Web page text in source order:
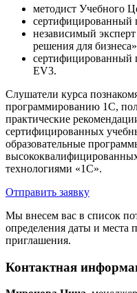
методист Учебного
сертифицированный
независимый
решения для
сертифицированный
EV3.
Слушатели курса
программированию 1С,
практические
сертифицированных
образовательные
технологиями «1С».
Отправить заявку
Мы внесем вас в список
определения даты и места
приглашения.
Контактная